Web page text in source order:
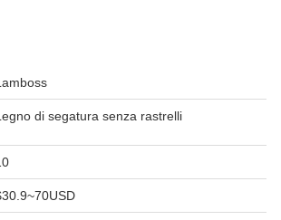
di segatura senza rastrelli